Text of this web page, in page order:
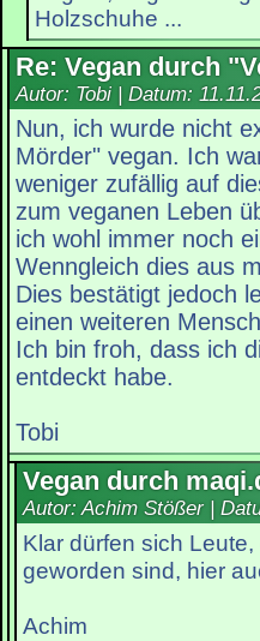
Holzschuhe ...
Re: Vegan durch
Autor: Tobi | Datum:
Nun, ich wurde nicht
Mörder" vegan. Ich
weniger zufällig auf
zum veganen Leben
ich wohl immer noch
Wenngleich dies aus
Dies bestätigt jedoch
einen weiteren
Ich bin froh, dass ich
entdeckt habe.
Tobi
Vegan durch
Autor: Achim Stößer |
Klar dürfen sich
geworden sind, hier
Achim